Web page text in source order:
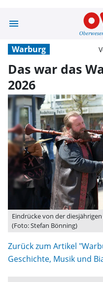
menu
Warburg
Das war das
2026
Eindrücke von der
(Foto: Stefan Bönning)
Zurück zum Artikel
Geschichte, Musik und